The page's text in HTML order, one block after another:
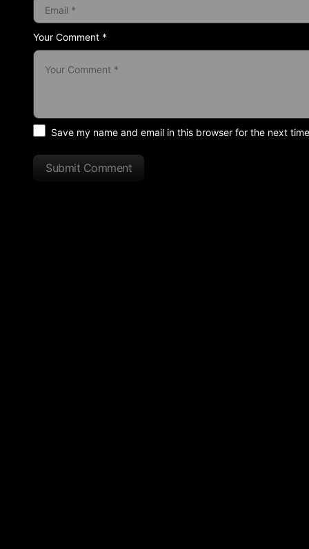
Your Comment *
Save my name and email in this browser for the next
Submit Comment